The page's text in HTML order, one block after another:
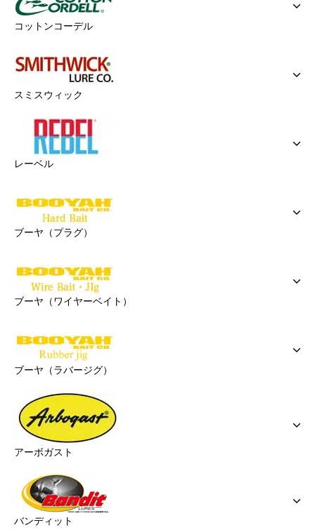
コットンコーデル
スミスウィック
レーベル
ブーヤ（プラグ）
ブーヤ（ワイヤーベイト）
ブーヤ（ラバージグ）
アーボガスト
バンディット